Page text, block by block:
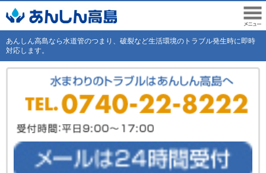
あんしん高島なら水道管のつまり、破裂など生活環境のトラブル発生時に即時
対応します。